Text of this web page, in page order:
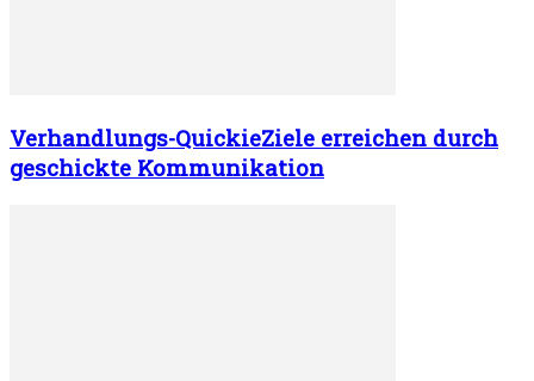
Verhandlungs-QuickieZiele erreichen durch
geschickte Kommunikation